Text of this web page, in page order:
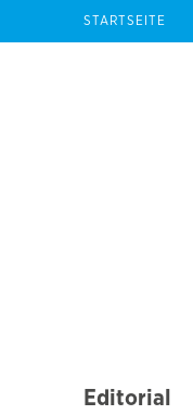
STARTSEITE
Editorial